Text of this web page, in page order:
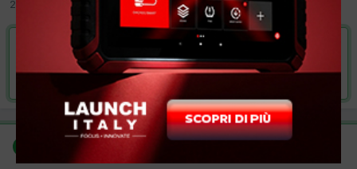
25 Aprile 2012
VAI ALLA SOLUZIONE
Risolta da ludema,